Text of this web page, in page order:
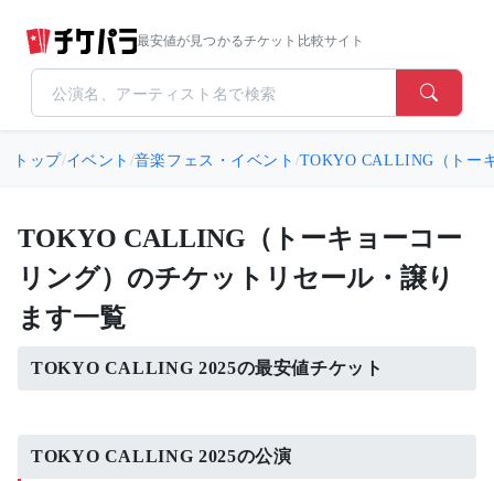
最安値が見つかるチケット比較サイト
トップ/イベント /音楽フェス・イベント /TOKYO CALLING（トー
TOKYO CALLING（トーキョーコー
リング）のチケットリセール・譲り
ます一覧
TOKYO CALLING 2025の最安値チケット
TOKYO CALLING 2025の公演